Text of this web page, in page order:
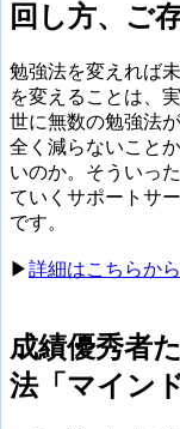
回し方、ご
勉強法を変えれば
を変えることは、
世に無数の勉強法
全く減らないこと
いのか。そういっ
ていくサポートサ
です。
▶︎詳細はこちらから
成績優秀者
法「マイン